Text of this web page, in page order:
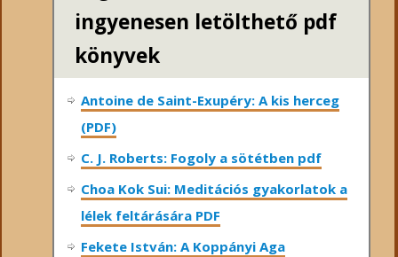
ingyenesen letölthető pdf
könyvek
Antoine de Saint-Exupéry: A kis herceg
(PDF)
C. J. Roberts: Fogoly a sötétben pdf
Choa Kok Sui: Meditációs gyakorlatok a
lélek feltárására PDF
Fekete István: A Koppányi Aga